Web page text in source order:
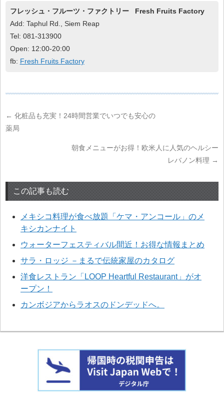
フレッシュ・フルーツ・ファクトリー Fresh Fruits Factory
Add: Taphul Rd., Siem Reap
Tel: 081-313900
Open: 12:00-20:00
fb: Fresh Fruits Factory
← 化粧品も充実！24時間営業でいつでも安心の
薬局
朝食メニューがお得！欧米人に人気のヘルシー
レバノン料理 →
この記事も読む
メキシコ料理が食べ放題「ケマ・アンコール」のメ
キシカンナイト
ウォーターフェスティバル間近！お得な情報まとめ
サラ・ロッジ －まるで伝統家屋のカタログ
洋食レストラン「LOOP Heartful Restaurant」がオ
ープン！
カンボジアからラオスのドンデッドへ。